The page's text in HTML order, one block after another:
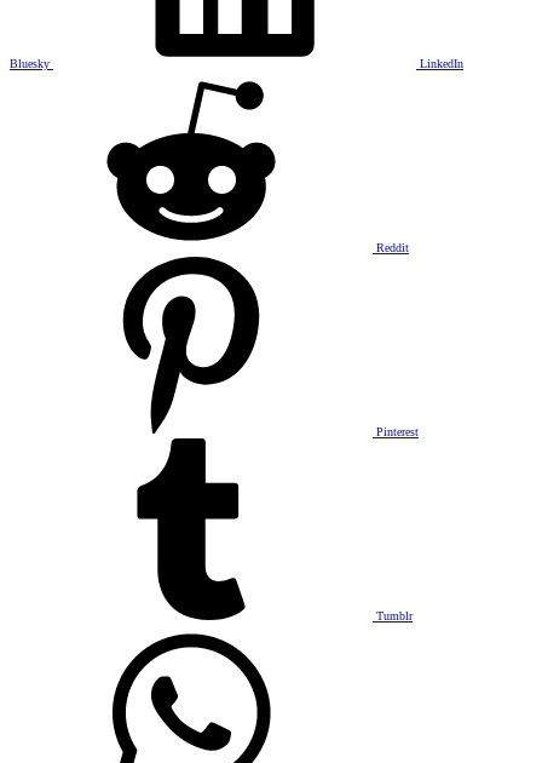
Bluesky LinkedIn
Reddit
Pinterest
Tumblr